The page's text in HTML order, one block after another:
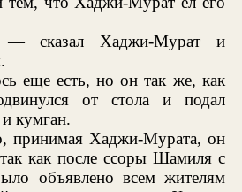
сказал Хаджи-Мурат и
еще есть, но он так же, как
от стола и подал
кумган.
принимая Хаджи-Мурата, он
как после ссоры Шамиля с
объявлено всем жителям